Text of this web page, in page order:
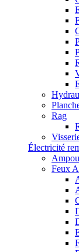
Rag
Électricité
Feux